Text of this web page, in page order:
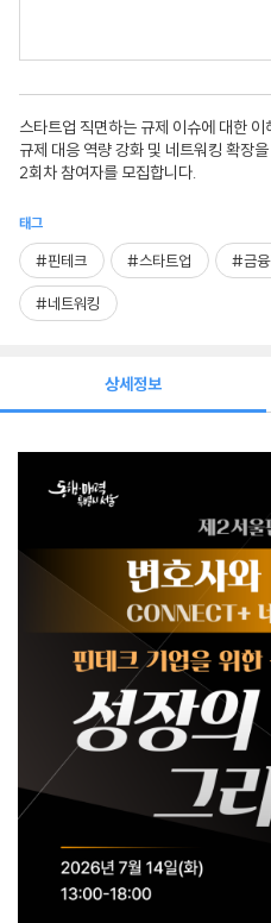
스타트업 직면하는 규제 이슈에 대한
규제 대응 역량 강화 및 네트워킹 확
2회차 참여자를 모집합니다.
태그
#핀테크 #스타트업 #금융
#네트워킹
상세정보